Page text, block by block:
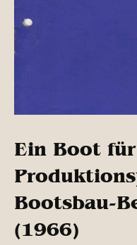
Ein Boot für
Bootsbau-
(1966)